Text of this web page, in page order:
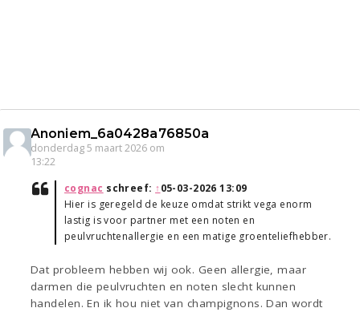
Anoniem_6a0428a76850a
donderdag 5 maart 2026 om
13:22
cognac schreef: ↑05-03-2026 13:09
Hier is geregeld de keuze omdat strikt vega enorm
lastig is voor partner met een noten en
peulvruchtenallergie en een matige groenteliefhebber.
Dat probleem hebben wij ook. Geen allergie, maar
darmen die peulvruchten en noten slecht kunnen
handelen. En ik hou niet van champignons. Dan wordt